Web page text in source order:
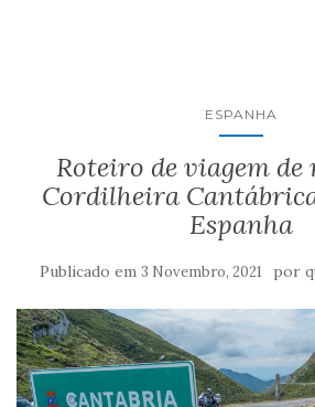
ESPANHA
Roteiro de viagem de
Cordilheira
Espanha
Publicado em 3 Novembro, 2021 por